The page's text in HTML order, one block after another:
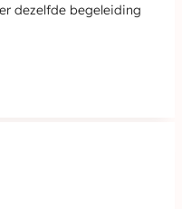
dezelfde begeleiding